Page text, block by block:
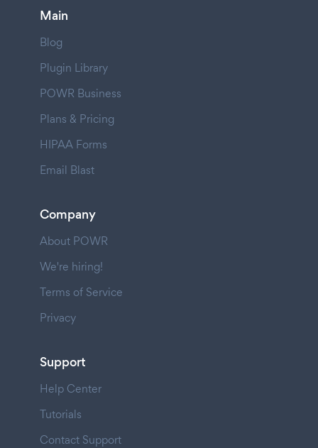
Main
Blog
Plugin Library
POWR Business
Plans & Pricing
HIPAA Forms
Email Blast
Company
About POWR
We're hiring!
Terms of Service
Privacy
Support
Help Center
Tutorials
Contact Support